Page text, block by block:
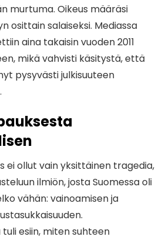
murtuma. Oikeus määräsi
osittain salaiseksi. Mediassa
aina takaisin vuoden 2011
mikä vahvisti käsitystä, että
pysyvästi julkisuuteen
ei ollut vain yksittäinen tragedia,
ilmiön, josta Suomessa oli
vähän: vainoamisen ja
esiin, miten suhteen